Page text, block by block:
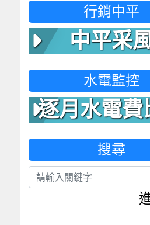
行銷中平
中平采
水電監控
逐月水電費
表
搜尋